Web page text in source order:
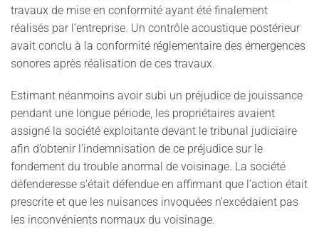
travaux de mise en conformité ayant été finalement
réalisés par l’entreprise. Un contrôle acoustique postérieur
avait conclu à la conformité réglementaire des émergences
sonores après réalisation de ces travaux.
Estimant néanmoins avoir subi un préjudice de jouissance
pendant une longue période, les propriétaires avaient
assigné la société exploitante devant le tribunal judiciaire
afin d’obtenir l’indemnisation de ce préjudice sur le
fondement du trouble anormal de voisinage. La société
défenderesse s’était défendue en affirmant que l’action était
prescrite et que les nuisances invoquées n’excédaient pas
les inconvénients normaux du voisinage.